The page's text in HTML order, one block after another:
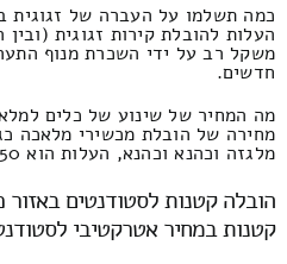
כמה תשלמו על העברה של זגוגית
העלות להובלת קירות זגוגית (ובין
חדשים.
מה המחיר של שינוע של כלים
מלגזה וכהנא וכהנא, העלות הוא 450 ולכל היותר 260 ש"ח.
הובלה קטנות לסטודנטים
קטנות במחיר אטרקטיבי